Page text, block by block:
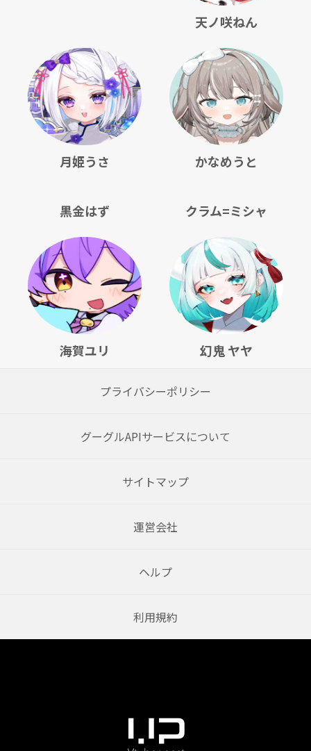
天ノ咲ねん
月姫うさ かなめうと
黒金はず クラム=ミシャ
海賀ユリ 幻鬼 ヤヤ
プライバシーポリシー
グーグルAPIサービスについて
サイトマップ
運営会社
ヘルプ
利用規約